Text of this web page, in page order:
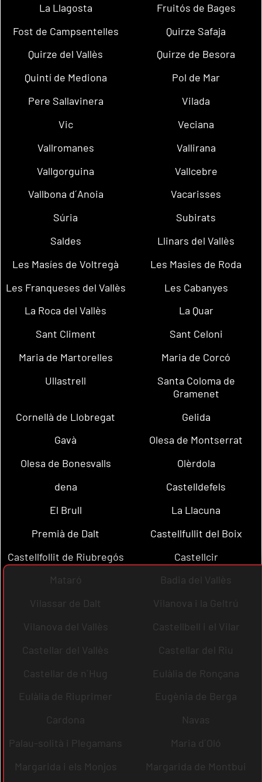
La Llagosta
Fruitós de Bages
Fost de Campsentelles
Quirze Safaja
Quirze del Vallès
Quirze de Besora
Quintí de Mediona
Pol de Mar
Pere Sallavinera
Vilada
Vic
Veciana
Vallromanes
Vallirana
Vallgorguina
Vallcebre
Vallbona d´Anoia
Vacarisses
Súria
Subirats
Saldes
Llinars del Vallès
Les Masíes de Voltregà
Les Masies de Roda
Les Franqueses del Vallès
Les Cabanyes
La Roca del Vallès
La Quar
Sant Climent
Sant Celoni
Maria de Martorelles
Maria de Corcó
Ullastrell
Santa Coloma de
Gramenet
Cornellà de Llobregat
Gelida
Gavà
Olesa de Montserrat
Olesa de Bonesvalls
Olèrdola
dena
Castelldefels
El Brull
La Llacuna
Premià de Dalt
Castellfullit del Boix
Castellfollit de Riubregós
Castellcir
Mataró
Badia del Vallès
Vilassar de Dalt
Vilanova i la Geltrú
Vilanova del Vallès
Castellbell i el Vilar
Castellar del Vallès
Castellar del Riu
Castellar de n´Hug
Eulàlia de Ronçana
Eulàlia de Riuprimer
Eugènia de Berga
Cardona
Navas
Palau-solità i Plegamans
Maria d´Oló
Margarida i els Monjos
Margarida de Montbui